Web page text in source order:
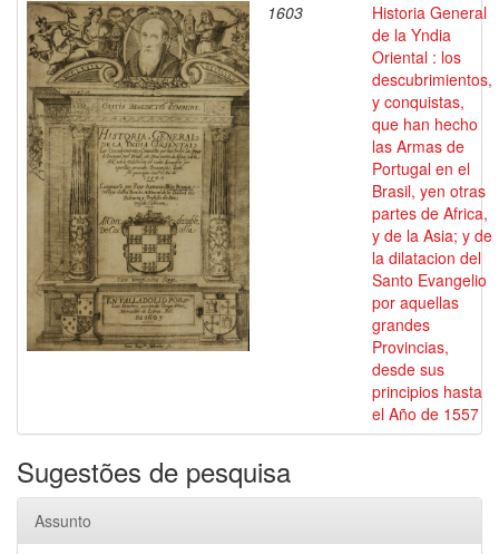
1603
Historia General
de la Yndia
Oriental : los
descubrimientos,
y conquistas,
que han hecho
las Armas de
Portugal en el
Brasil, yen otras
partes de Africa,
y de la Asia; y de
la dilatacion del
Santo Evangelio
por aquellas
grandes
Provincias,
desde sus
principios hasta
el Año de 1557
Sugestões de pesquisa
Assunto